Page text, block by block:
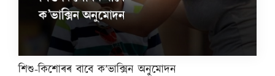
শিশু-কিশোৰৰ বাবে ক’ভাক্সিন অনুমোদন